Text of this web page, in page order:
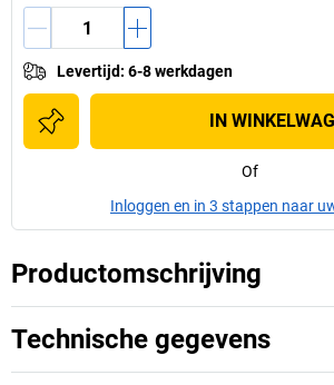
Levertijd: 6-8 werkdagen
IN
Of
Inloggen en in 3 stappen naar
Productomschrijving
Technische gegevens